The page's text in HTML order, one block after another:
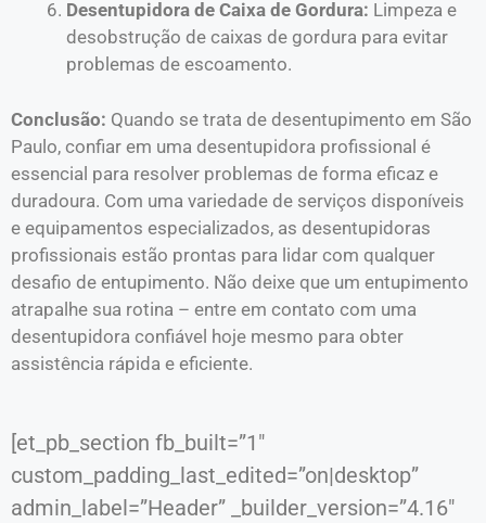
Desentupidora de Caixa de Gordura: Limpeza e
desobstrução de caixas de gordura para evitar
problemas de escoamento.
Conclusão: Quando se trata de desentupimento em São
Paulo, confiar em uma desentupidora profissional é
essencial para resolver problemas de forma eficaz e
duradoura. Com uma variedade de serviços disponíveis
e equipamentos especializados, as desentupidoras
profissionais estão prontas para lidar com qualquer
desafio de entupimento. Não deixe que um entupimento
atrapalhe sua rotina – entre em contato com uma
desentupidora confiável hoje mesmo para obter
assistência rápida e eficiente.
[et_pb_section fb_built=”1″
custom_padding_last_edited=”on|desktop”
admin_label=”Header” _builder_version=”4.16″